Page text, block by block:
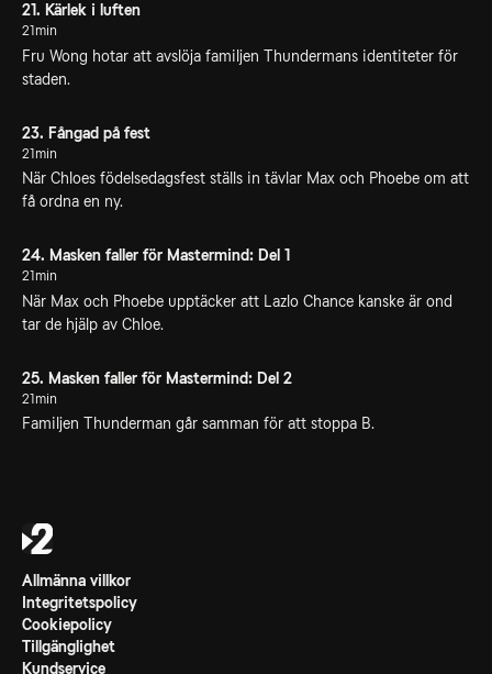
21. Kärlek i luften
21min
Fru Wong hotar att avslöja familjen Thundermans identiteter för
staden.
23. Fångad på fest
21min
När Chloes födelsedagsfest ställs in tävlar Max och Phoebe om att
få ordna en ny.
24. Masken faller för Mastermind: Del 1
21min
När Max och Phoebe upptäcker att Lazlo Chance kanske är ond
tar de hjälp av Chloe.
25. Masken faller för Mastermind: Del 2
21min
Familjen Thunderman går samman för att stoppa B.
Allmänna villkor
Integritetspolicy
Cookiepolicy
Tillgänglighet
Kundservice